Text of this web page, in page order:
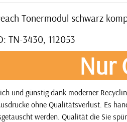
Tonermodul schwarz
TN-3430, 112053
Nur
und günstig dank moderner
ohne Qualitätsverlust. Es
werden. Qualität die Sie